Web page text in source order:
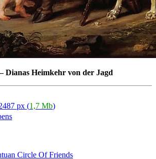
Dianas Heimkehr von der Jagd
px (1,7 Mb)